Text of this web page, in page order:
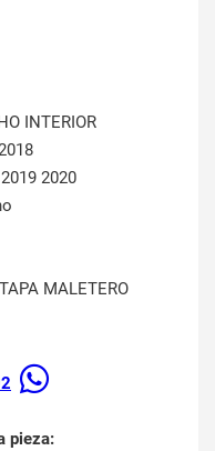
INTERIOR
2020
MALETERO
pieza: